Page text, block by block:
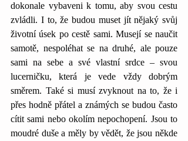
dokonale vybaveni k tomu, aby svou cestu
zvládli. I to, že budou muset jít nějaký svůj
životní úsek po cestě sami. Musejí se naučit
samotě, nespoléhat se na druhé, ale pouze
sami na sebe a své vlastní srdce – svou
lucerničku, která je vede vždy dobrým
směrem. Také si musí zvyknout na to, že i
přes hodně přátel a známých se budou často
cítit sami nebo okolím nepochopení. Jsou to
moudré duše a měly by vědět, že jsou někde